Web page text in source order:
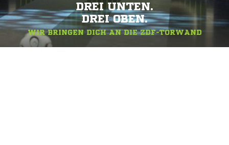
DREI UNTEN.
DREI OBEN.
WIR BRINGEN DICH AN DIE ZDF-TORWAND